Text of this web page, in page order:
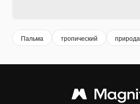
Пальма тропический природа